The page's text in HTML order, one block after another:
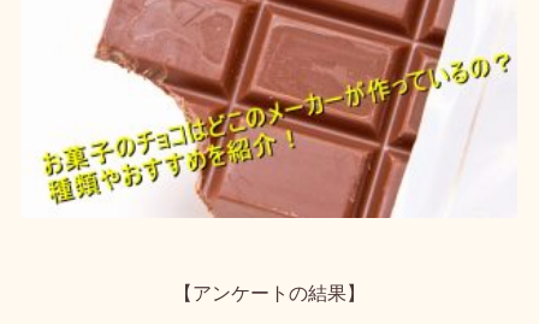
【アンケートの結果】